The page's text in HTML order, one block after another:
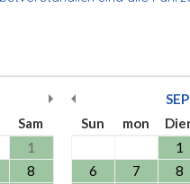
Sam
1
8
Sun
mon
1
6
7 8